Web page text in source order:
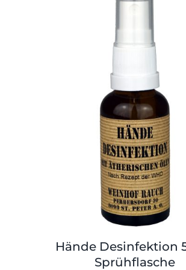
Hände Desinfektion
Sprühflasche